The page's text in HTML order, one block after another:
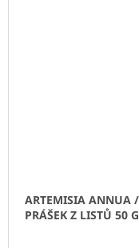
ARTEMISIA ANNUA / PELYNĚK ROČNÍ Z TENERIFE,
PRÁŠEK Z LISTŮ 50 G